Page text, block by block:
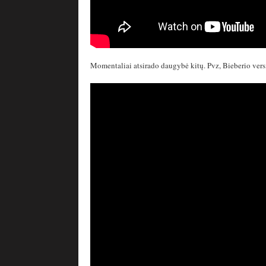
Momentaliai atsirado daugybė kitų. Pvz, Bieberio